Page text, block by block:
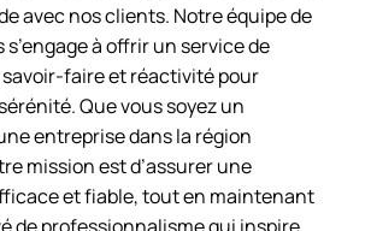
avec nos clients. Notre équipe de
à offrir un service de
faire et réactivité pour
Que vous soyez un
entreprise dans la région
mission est d’assurer une
et fiable, tout en maintenant